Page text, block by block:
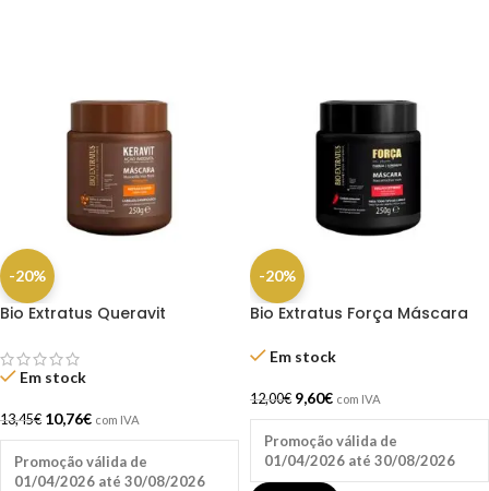
-20%
Bio Extratus Queravit
Em stock
13,45€ 10,76€ com IVA
Promoção válida de
01/04/2026 até 30/08/2026
-20%
Bio Extratus Força Máscara
Em stock
12,00€ 9,60€ com IVA
Promoção válida de
01/04/2026 até 30/08/2026